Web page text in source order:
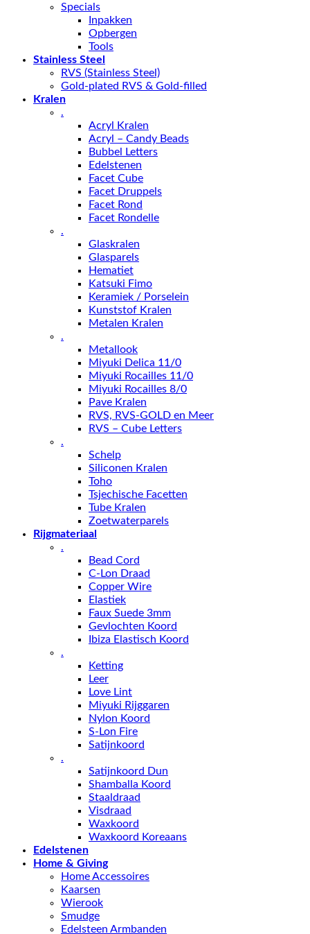
Specials
Inpakken
Opbergen
Tools
Stainless Steel
RVS (Stainless Steel)
Gold-plated RVS & Gold-filled
Kralen
.
Acryl Kralen
Acryl – Candy Beads
Bubbel Letters
Edelstenen
Facet Cube
Facet Druppels
Facet Rond
Facet Rondelle
.
Glaskralen
Glasparels
Hematiet
Katsuki Fimo
Keramiek / Porselein
Kunststof Kralen
Metalen Kralen
.
Metallook
Miyuki Delica 11/0
Miyuki Rocailles 11/0
Miyuki Rocailles 8/0
Pave Kralen
RVS, RVS-GOLD en Meer
RVS – Cube Letters
.
Schelp
Siliconen Kralen
Toho
Tsjechische Facetten
Tube Kralen
Zoetwaterparels
Rijgmateriaal
.
Bead Cord
C-Lon Draad
Copper Wire
Elastiek
Faux Suede 3mm
Gevlochten Koord
Ibiza Elastisch Koord
.
Ketting
Leer
Love Lint
Miyuki Rijggaren
Nylon Koord
S-Lon Fire
Satijnkoord
.
Satijnkoord Dun
Shamballa Koord
Staaldraad
Visdraad
Waxkoord
Waxkoord Koreaans
Edelstenen
Home & Giving
Home Accessoires
Kaarsen
Wierook
Smudge
Edelsteen Armbanden